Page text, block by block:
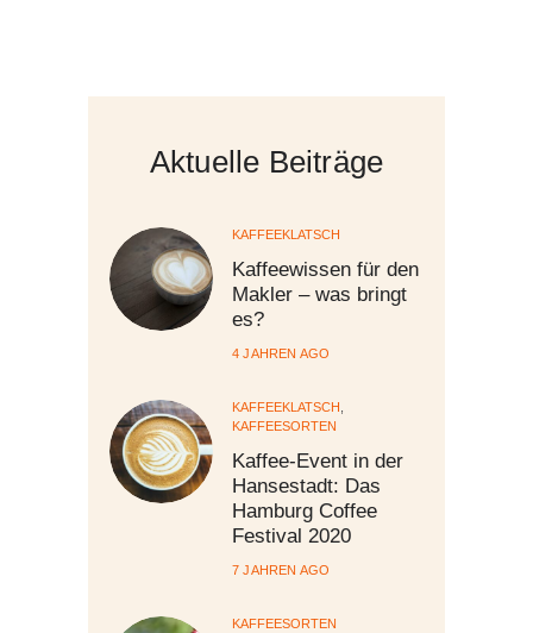
Aktuelle Beiträge
KAFFEEKLATSCH
Kaffeewissen für den
Makler – was bringt
es?
4 JAHREN AGO
KAFFEEKLATSCH
KAFFEESORTEN
Kaffee-Event in der
Hansestadt: Das
Hamburg Coffee
Festival 2020
7 JAHREN AGO
KAFFEESORTEN